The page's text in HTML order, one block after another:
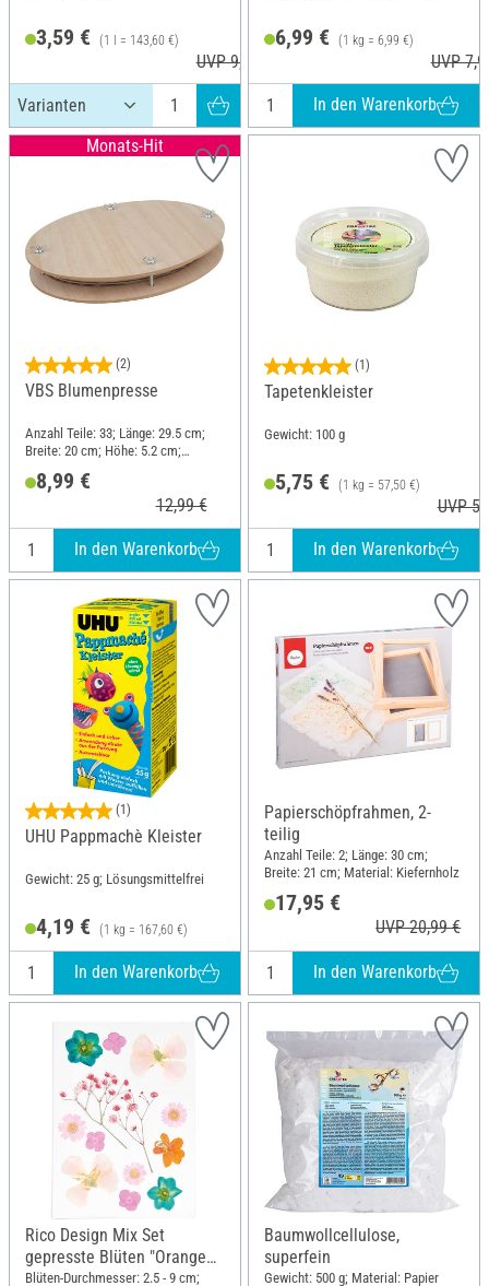
3,59 € (1 l = 143,60 €)
UVP 9,45 €
6,99 € (1 kg = 6,99 €)
UVP
In den Warenkorb
Monats-Hit
(2)
VBS Blumenpresse
Anzahl Teile: 33; Länge: 29.5 cm;
Breite: 20 cm; Höhe: 5.2 cm;
8,99 €
12,99 €
In den Warenkorb
(1)
Tapetenkleister
Gewicht: 100 g
5,75 € (1 kg = 57,50 €)
UVP
In den Warenkorb
(1)
UHU Pappmachè Kleister
Gewicht: 25 g; Lösungsmittelfrei
4,19 € (1 kg = 167,60 €)
In den Warenkorb
Papierschöpfrahmen, 2-
teilig
Anzahl Teile: 2; Länge: 30 cm;
Breite: 21 cm; Material: Kiefernholz
17,95 €
UVP 20,99 €
In den Warenkorb
Rico Design Mix Set
gepresste Blüten "Orange
Türkis"
Blüten-Durchmesser: 2.5 - 9 cm;
Baumwollcellulose,
superfein
Gewicht: 500 g; Material: Papier